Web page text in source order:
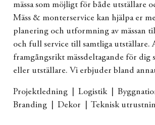
mässa som möjligt för både utställare
Mäss & monterservice kan hjälpa er
planering och utformning av mässan
och full ser­vice till samtliga utställare.
framgångsrikt mässdeltagande för dig
eller utställare. Vi erbjuder bland
Projektledning | Logistik |
Branding | Dekor | Teknisk